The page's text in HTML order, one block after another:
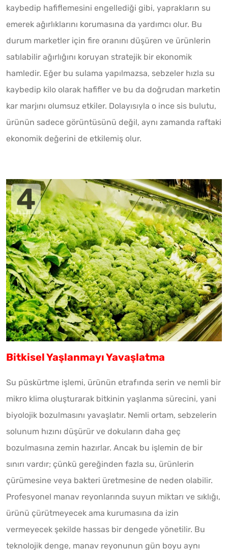
kaybedip hafiflemesini engellediği gibi, yaprakların su
emerek ağırlıklarını korumasına da yardımcı olur. Bu
durum marketler için fire oranını düşüren ve ürünlerin
satılabilir ağırlığını koruyan stratejik bir ekonomik
hamledir. Eğer bu sulama yapılmazsa, sebzeler hızla su
kaybedip kilo olarak hafifler ve bu da doğrudan marketin
kar marjını olumsuz etkiler. Dolayısıyla o ince sis bulutu,
ürünün sadece görüntüsünü değil, aynı zamanda raftaki
ekonomik değerini de etkilemiş olur.
Bitkisel Yaşlanmayı Yavaşlatma
Su püskürtme işlemi, ürünün etrafında serin ve nemli bir
mikro klima oluşturarak bitkinin yaşlanma sürecini, yani
biyolojik bozulmasını yavaşlatır. Nemli ortam, sebzelerin
solunum hızını düşürür ve dokuların daha geç
bozulmasına zemin hazırlar. Ancak bu işlemin de bir
sınırı vardır; çünkü gereğinden fazla su, ürünlerin
çürümesine veya bakteri üretmesine de neden olabilir.
Profesyonel manav reyonlarında suyun miktarı ve sıklığı,
ürünü çürütmeyecek ama kurumasına da izin
vermeyecek şekilde hassas bir dengede yönetilir. Bu
teknolojik denge, manav reyonunun gün boyu aynı